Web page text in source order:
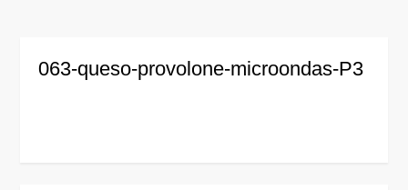
063-queso-provolone-microondas-P3